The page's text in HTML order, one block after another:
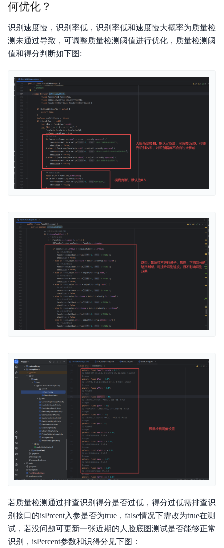
何优化？
识别速度慢，识别率低，识别率低和速度慢大概率为质量检
测未通过导致，可调整质量检测阈值进行优化，质量检测阈
值和得分判断如下图:
若质量检测通过排查识别得分是否过低，得分过低需排查识
别接口的isPrcent入参是否为true，false情况下需改为true在测
试，若没问题可更新一张近期的人脸底图测试是否能够正常
识别，isPercent参数和识得分见下图：